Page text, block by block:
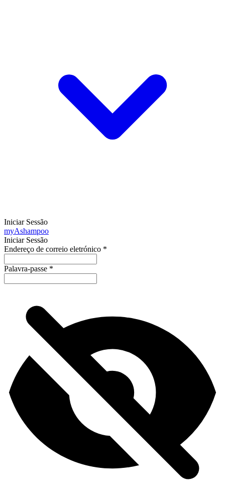
Iniciar Sessão
myAshampoo
Iniciar Sessão
Endereço de correio eletrónico *
Palavra-passe *